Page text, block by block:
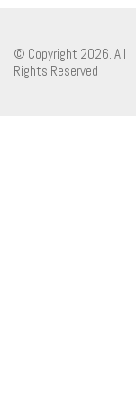
© Copyright 2026. All
Rights Reserved